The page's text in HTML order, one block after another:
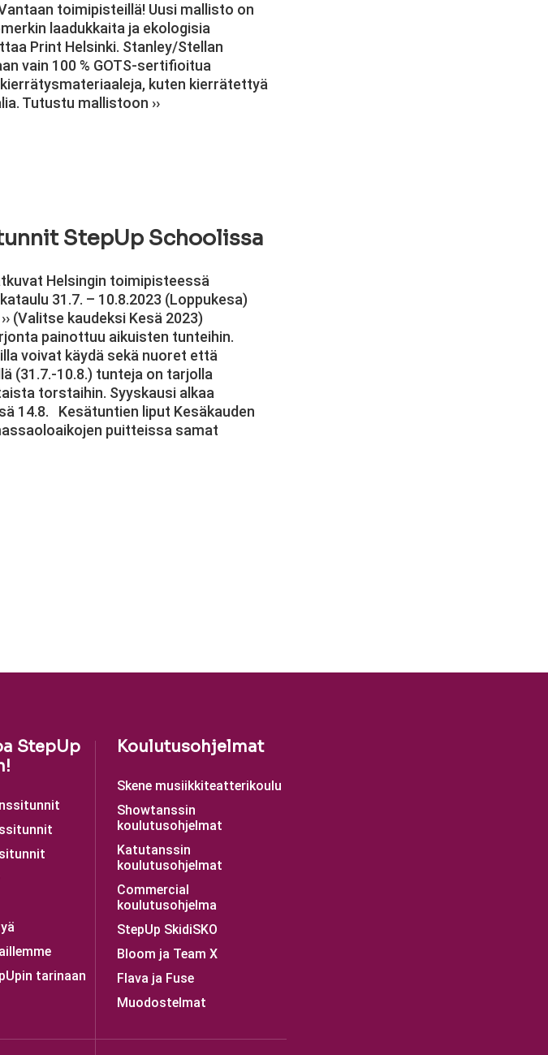
toimipisteillä! Uusi mallisto on
laadukkaita ja ekologisia
Print Helsinki. Stanley/Stellan
vain 100 % GOTS-sertifioitua
kierrätysmateriaaleja, kuten kierrätettyä
Tutustu mallistoon ››
StepUp Schoolissa
Helsingin toimipisteessä
31.7. – 10.8.2023 (Loppukesa)
(Valitse kaudeksi Kesä 2023)
painottuu aikuisten tunteihin.
voivat käydä sekä nuoret että
(31.7.-10.8.) tunteja on tarjolla
torstaihin. Syyskausi alkaa
14.8. Kesätuntien liput Kesäkauden
puitteissa samat
StepUp
tarinaan
Koulutusohjelmat
Skene musiikkiteatterikoulu
Showtanssin
koulutusohjelmat
Katutanssin
koulutusohjelmat
Commercial
koulutusohjelma
StepUp SkidiSKO
Bloom ja Team X
Flava ja Fuse
Muodostelmat